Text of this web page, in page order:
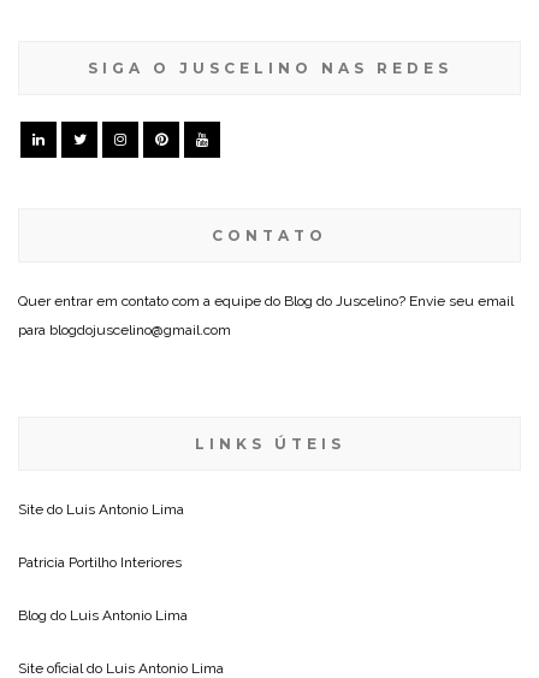
SIGA O JUSCELINO NAS REDES
CONTATO
Quer entrar em contato com a equipe do Blog do Juscelino? Envie seu email
para blogdojuscelino@gmail.com
LINKS ÚTEIS
Site do Luis Antonio Lima
Patricia Portilho Interiores
Blog do Luis Antonio Lima
Site oficial do Luis Antonio Lima